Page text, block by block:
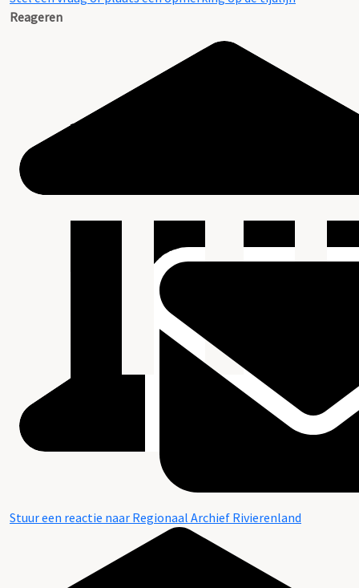
Reageren
Stuur een reactie naar Regionaal Archief Rivierenland